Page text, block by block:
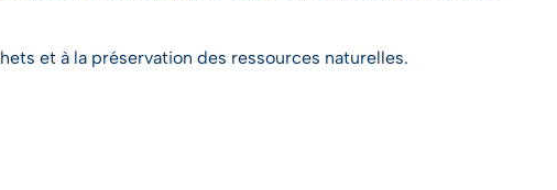
et à la préservation des ressources naturelles.